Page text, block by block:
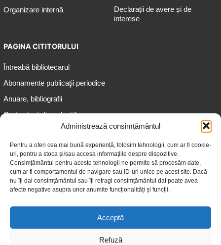
Administrează consimțământul
Pentru a oferi cea mai bună experiență, folosim tehnologii, cum ar fi cookie-
uri, pentru a stoca și/sau accesa informațiile despre dispozitive.
Consimțământul pentru aceste tehnologii ne permite să procesăm date,
cum ar fi comportamentul de navigare sau ID-uri unice pe acest site. Dacă
nu îți dai consimțământul sau îți retragi consimțământul dat poate avea
afecte negative asupra unor anumite funcționalități și funcții.
Acceptă
Refuză
Organizare internă
Declarații de avere și de
interese
PAGINA CITITORULUI
Întreabă bibliotecarul
Abonamente publicaţii periodice
Anuare, bibliografii
Cartea lunii din colecțiile
Informații pentru adolescenți
Informații pentru adulți
Informații pentru seniori